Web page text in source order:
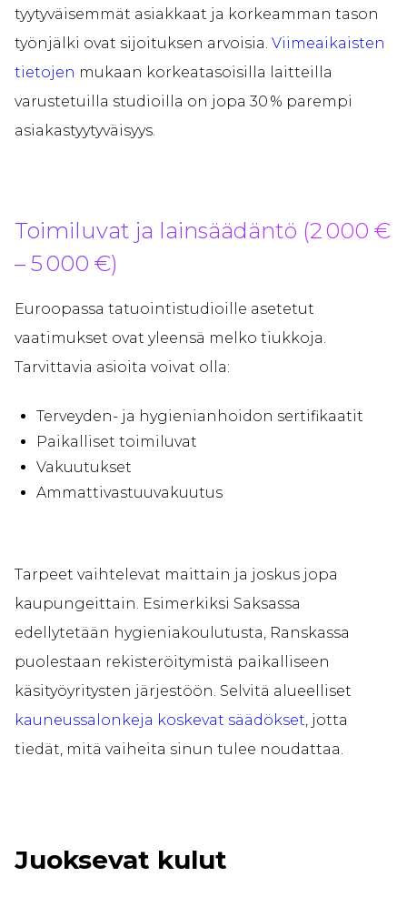
tyytyväisemmät asiakkaat ja korkeamman tason
työnjälki ovat sijoituksen arvoisia. Viimeaikaisten
tietojen mukaan korkeatasoisilla laitteilla
varustetuilla studioilla on jopa 30 % parempi
asiakastyytyväisyys.
Toimiluvat ja lainsäädäntö (2 000 €
– 5 000 €)
Euroopassa tatuointistudioille asetetut
vaatimukset ovat yleensä melko tiukkoja.
Tarvittavia asioita voivat olla:
Terveyden- ja hygienianhoidon sertifikaatit
Paikalliset toimiluvat
Vakuutukset
Ammattivastuuvakuutus
Tarpeet vaihtelevat maittain ja joskus jopa
kaupungeittain. Esimerkiksi Saksassa
edellytetään hygieniakoulutusta, Ranskassa
puolestaan rekisteröitymistä paikalliseen
käsityöyritysten järjestöön. Selvitä alueelliset
kauneussalonkeja koskevat säädökset, jotta
tiedät, mitä vaiheita sinun tulee noudattaa.
Juoksevat kulut